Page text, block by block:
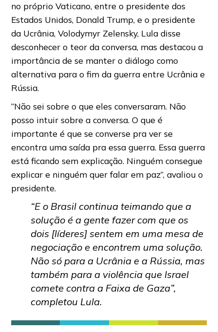
no próprio Vaticano, entre o presidente dos
Estados Unidos, Donald Trump, e o presidente
da Ucrânia, Volodymyr Zelensky, Lula disse
desconhecer o teor da conversa, mas destacou a
importância de se manter o diálogo como
alternativa para o fim da guerra entre Ucrânia e
Rússia.
“Não sei sobre o que eles conversaram. Não
posso intuir sobre a conversa. O que é
importante é que se converse pra ver se
encontra uma saída pra essa guerra. Essa guerra
está ficando sem explicação. Ninguém consegue
explicar e ninguém quer falar em paz”, avaliou o
presidente.
“E o Brasil continua teimando que a
solução é a gente fazer com que os
dois [líderes] sentem em uma mesa de
negociação e encontrem uma solução.
Não só para a Ucrânia e a Rússia, mas
também para a violência que Israel
comete contra a Faixa de Gaza”,
completou Lula.